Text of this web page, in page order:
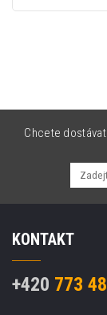
Chcete
KONTAKT
+420 773